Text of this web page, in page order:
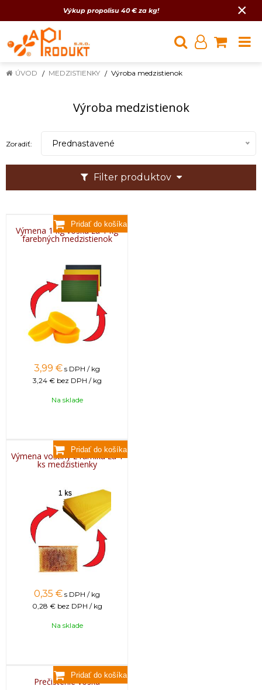
Výkup propolisu 40 € za kg! ×
ÚVOD MEDZISTIENKY Výroba medzistienok
Výroba medzistienok
Filter produktov
Zoradiť: Prednastavené
Výmena 1 kg vosku za 1 kg
farebných medzistienok
3,99 € s DPH / kg
3,24 € bez DPH / kg
Na sklade
Výmena voštiny z rámiku za 1
ks medzistienky
0,35 € s DPH / kg
0,28 € bez DPH / kg
Na sklade
Prečistenie vosku